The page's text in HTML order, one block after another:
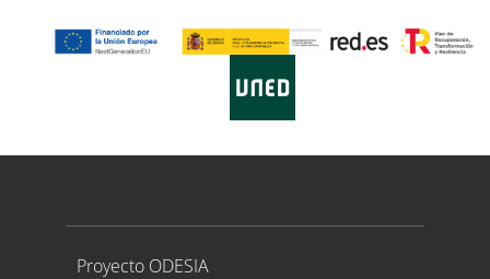
Proyecto ODESIA
Proyecto ODESIA